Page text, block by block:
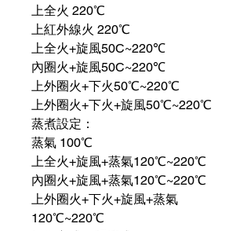
上全火 220℃
上紅外線火 220℃
上全火+旋風50C~220℃
內圈火+旋風50C~220℃
上外圈火+下火50℃~220℃
上外圈火+下火+旋風50℃~220℃
蒸煮設定：
蒸氣 100℃
上全火+旋風+蒸氣120℃~220℃
內圈火+旋風+蒸氣120℃~220℃
上外圈火+下火+旋風+蒸氣
120℃~220℃